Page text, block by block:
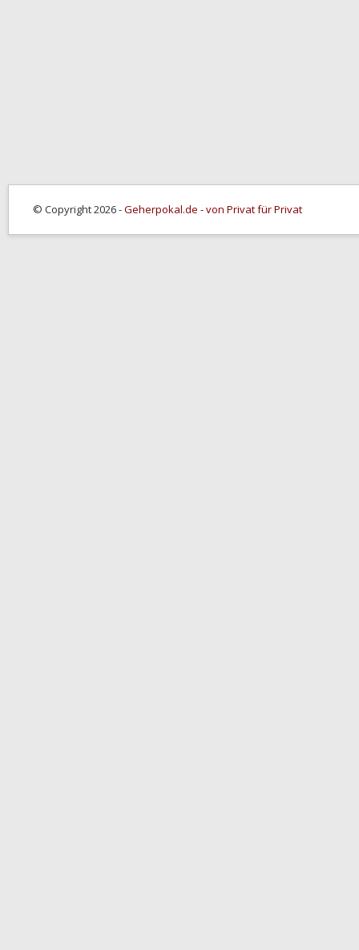
© Copyright 2026 -Geherpokal.de - von Privat für Privat